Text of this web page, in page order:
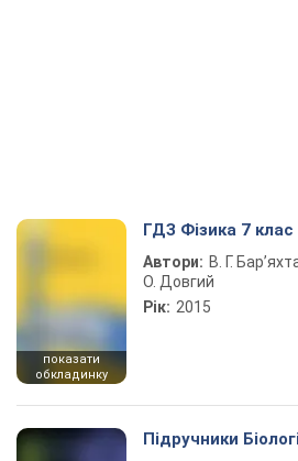
показати
обкладинку
ГДЗ Фізика 7 клас
Автори: В. Г.
О. Довгий
Рік: 2015
Підручники